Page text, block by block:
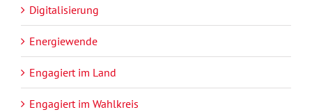
Digitalisierung
Energiewende
Engagiert im Land
Engagiert im Wahlkreis